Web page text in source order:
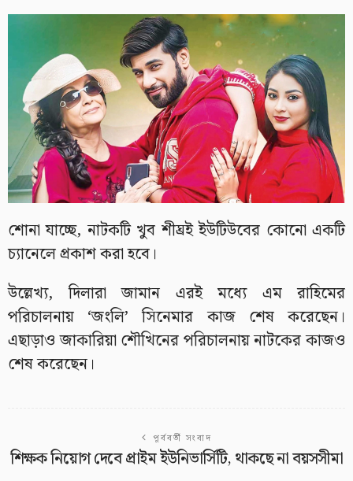
শোনা যাচ্ছে, নাটকটি খুব শীঘ্রই ইউটিউবের কোনো একটি
চ্যানেলে প্রকাশ করা হবে।
উল্লেখ্য, দিলারা জামান এরই মধ্যে এম রাহিমের
পরিচালনায় ‘জংলি’ সিনেমার কাজ শেষ করেছেন।
এছাড়াও জাকারিয়া শৌখিনের পরিচালনায় নাটকের কাজও
শেষ করেছেন।
পূর্ববর্তী সংবাদ
শিক্ষক নিয়োগ দেবে প্রাইম ইউনিভার্সিটি, থাকছে না বয়সসীমা